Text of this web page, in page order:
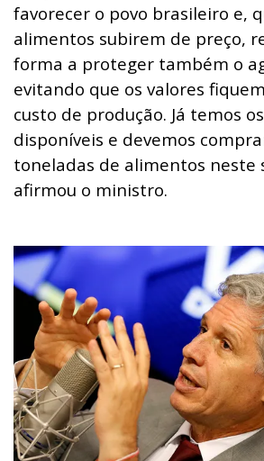
favorecer o povo brasileiro e,
alimentos subirem de preço,
forma a proteger também o
evitando que os valores
custo de produção. Já temos
disponíveis e devemos
toneladas de alimentos neste
afirmou o ministro.